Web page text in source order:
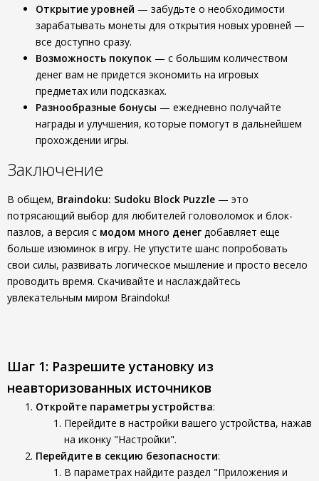
Открытие уровней — забудьте о необходимости
зарабатывать монеты для открытия новых уровней —
все доступно сразу.
Возможность покупок — с большим количеством
денег вам не придется экономить на игровых
предметах или подсказках.
Разнообразные бонусы — ежедневно получайте
награды и улучшения, которые помогут в дальнейшем
прохождении игры.
Заключение
В общем, Braindoku: Sudoku Block Puzzle — это
потрясающий выбор для любителей головоломок и блок-
пазлов, а версия с модом много денег добавляет еще
больше изюминок в игру. Не упустите шанс попробовать
свои силы, развивать логическое мышление и просто весело
проводить время. Скачивайте и наслаждайтесь
увлекательным миром Braindoku!
Шаг 1: Разрешите установку из
неавторизованных источников
Откройте параметры устройства:
Перейдите в настройки вашего устройства, нажав
на иконку "Настройки".
Перейдите в секцию безопасности:
В параметрах найдите раздел "Приложения и